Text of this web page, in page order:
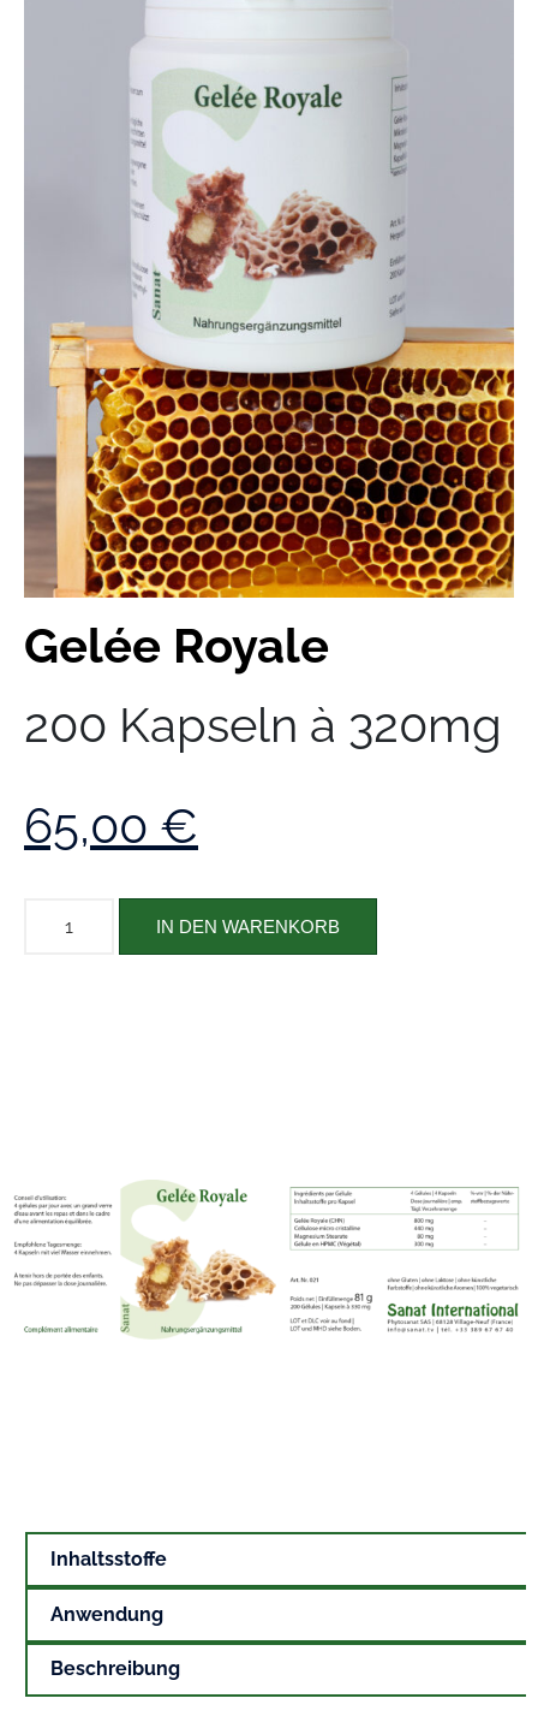
Gelée Royale
200 Kapseln à 320mg
65,00 €
IN DEN WARENKORB
Inhaltsstoffe
Anwendung
Beschreibung